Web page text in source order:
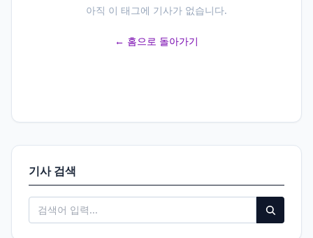
아직 이 태그에 기사가 없습니다.
← 홈으로 돌아가기
기사 검색